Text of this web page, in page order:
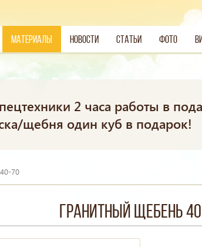
Материалы Новости Статьи Фото
2 часа работы в
щебня один куб в подарок!
70
Гранитный щебень